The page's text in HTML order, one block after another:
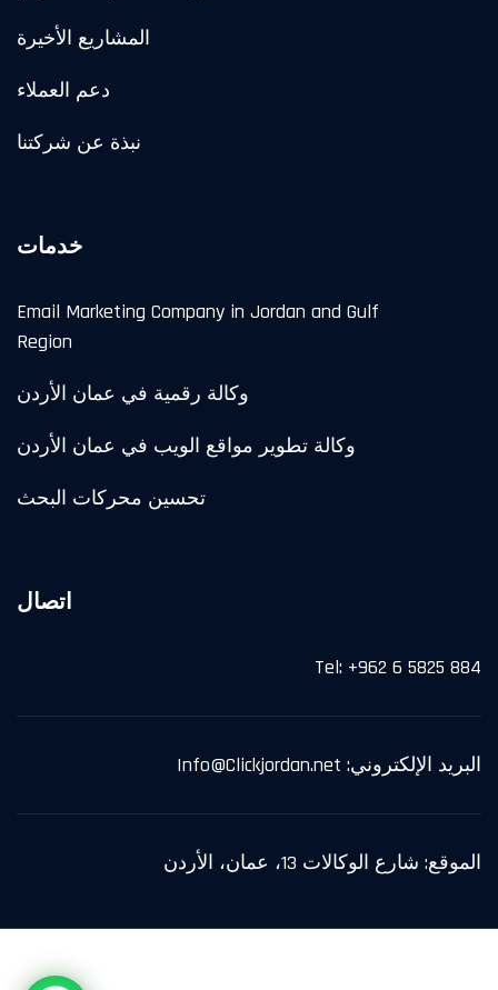
المشاريع الأخيرة
دعم العملاء
نبذة عن شركتنا
خدمات
Email Marketing Company in Jordan and Gulf
Region
وكالة رقمية في عمان الأردن
وكالة تطوير مواقع الويب في عمان الأردن
تحسين محركات البحث
اتصال
Tel: +962 6 5825 884
البريد الإلكتروني: Info@Clickjordan.net
الموقع: شارع الوكالات 13، عمان، الأردن